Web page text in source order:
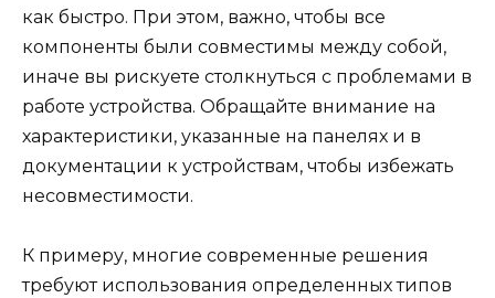
как быстро. При этом, важно, чтобы все
компоненты были совместимы между собой,
иначе вы рискуете столкнуться с проблемами в
работе устройства. Обращайте внимание на
характеристики, указанные на панелях и в
документации к устройствам, чтобы избежать
несовместимости.
К примеру, многие современные решения
требуют использования определенных типов